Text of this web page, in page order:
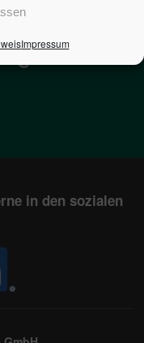
Impressum
in den sozialen